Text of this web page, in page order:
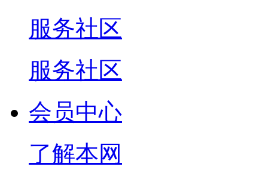
服务社区
服务社区
会员中心
了解本网